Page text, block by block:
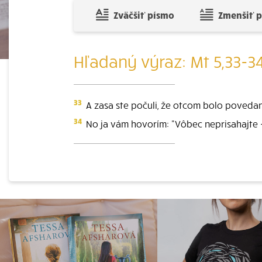
Zväčšiť písmo Zmenšiť
Hľadaný výraz: Mt 5,33-
33 A zasa ste počuli, že otcom bolo
34 No ja vám hovorím: "Vôbec